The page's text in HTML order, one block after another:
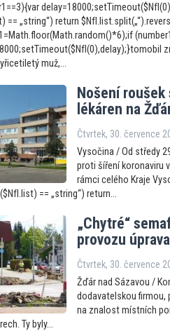
== „string“) return
muž,...
Nošení roušek
lékáren na
Čtvrtek, 30. července
Vysočina / Od středy
proti šíření koronaviru
rámci celého Kraje
== „string“) return...
„Chytré“
provozu
Čtvrtek, 30. července
Žďár nad Sázavou /
dodavatelskou firmou,
na znalost místních
Ty byly...